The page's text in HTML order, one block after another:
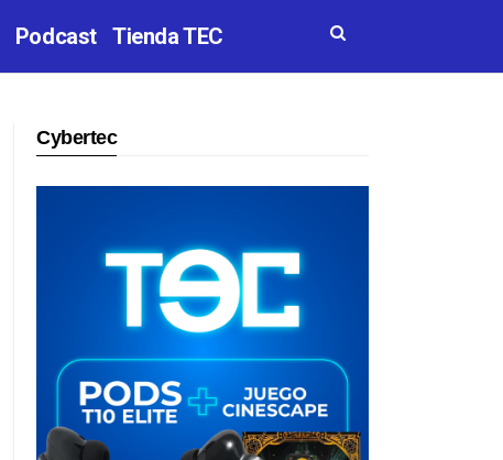
Podcast Tienda TEC
Cybertec